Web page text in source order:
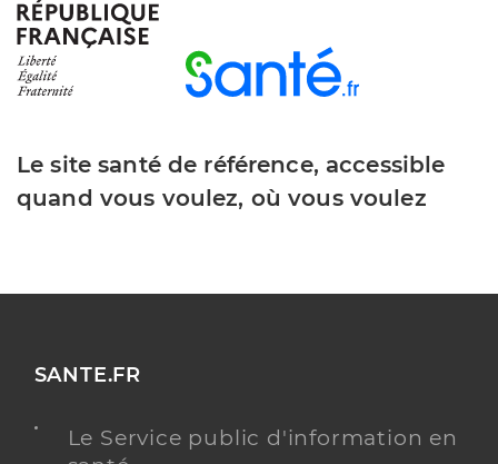
Le site santé de référence, accessible
quand vous voulez, où vous voulez
SANTE.FR
Le Service public d'information en